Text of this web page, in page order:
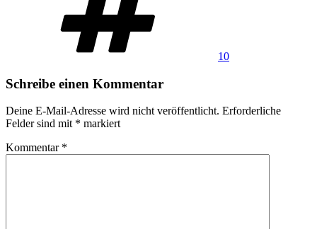
10
Schreibe einen Kommentar
Deine E-Mail-Adresse wird nicht veröffentlicht. Erforderliche
Felder sind mit * markiert
Kommentar *